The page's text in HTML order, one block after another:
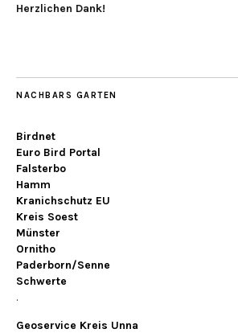
Herzlichen Dank!
NACHBARS GARTEN
Birdnet
Euro Bird Portal
Falsterbo
Hamm
Kranichschutz EU
Kreis Soest
Münster
Ornitho
Paderborn/Senne
Schwerte
.
Geoservice Kreis Unna